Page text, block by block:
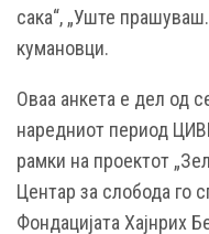
сака“, „Уште
кумановци.
Оваа анкета е дел од
наредниот период
рамки на проектот
Центар за слобода го
Фондацијата Хајнрих